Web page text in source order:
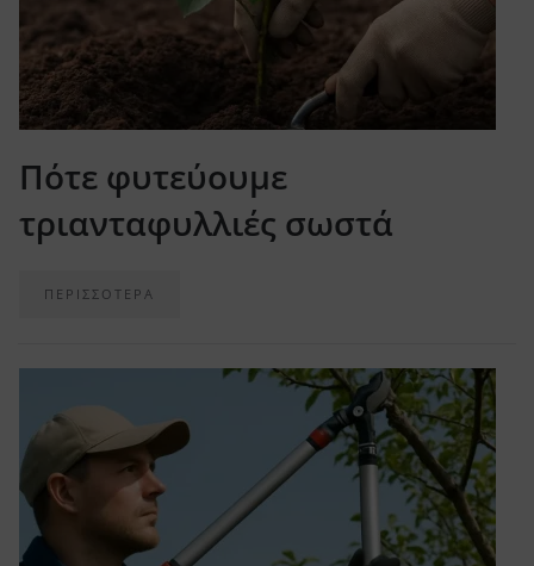
Πότε φυτεύουμε
τριανταφυλλιές σωστά
ΠΕΡΙΣΣΟΤΕΡΑ